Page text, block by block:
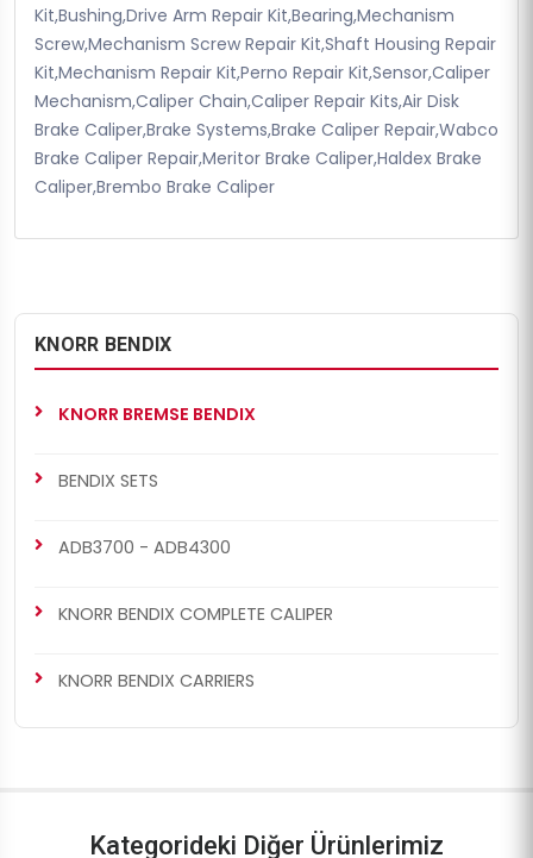
Kit,Bushing,Drive Arm Repair Kit,Bearing,Mechanism
Screw,Mechanism Screw Repair Kit,Shaft Housing Repair
Kit,Mechanism Repair Kit,Perno Repair Kit,Sensor,Caliper
Mechanism,Caliper Chain,Caliper Repair Kits,Air Disk
Brake Caliper,Brake Systems,Brake Caliper Repair,Wabco
Brake Caliper Repair,Meritor Brake Caliper,Haldex Brake
Caliper,Brembo Brake Caliper
KNORR BENDIX
KNORR BREMSE BENDIX
BENDIX SETS
ADB3700 - ADB4300
KNORR BENDIX COMPLETE CALIPER
KNORR BENDIX CARRIERS
Kategorideki Diğer Ürünlerimiz